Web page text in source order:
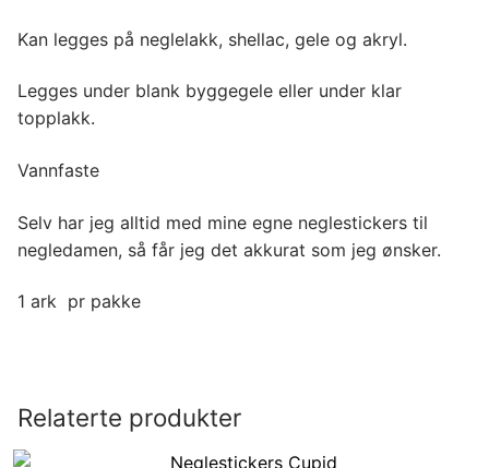
Kan legges på neglelakk, shellac, gele og akryl.
Legges under blank byggegele eller under klar
topplakk.
Vannfaste
Selv har jeg alltid med mine egne neglestickers til
negledamen, så får jeg det akkurat som jeg ønsker.
1 ark pr pakke
Relaterte produkter